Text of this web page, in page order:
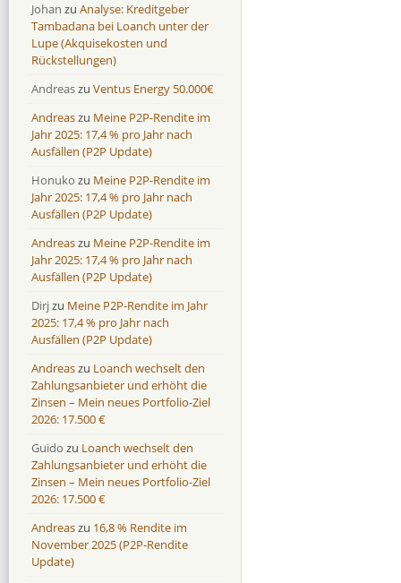
Omaraha
16,4 %
Omaraha
18,0 %
Johan zu Analyse: Kreditgeber
Tambadana bei Loanch unter der
Lupe (Akquisekosten und
Rückstellungen)
Andreaszu Ventus Energy 50.000€
Andreaszu Meine P2P-Rendite im
Jahr 2025: 17,4 % pro Jahr nach
Ausfällen (P2P Update)
Honuko zu Meine P2P-Rendite im
Jahr 2025: 17,4 % pro Jahr nach
Ausfällen (P2P Update)
Andreaszu Meine P2P-Rendite im
Jahr 2025: 17,4 % pro Jahr nach
Ausfällen (P2P Update)
Dirjzu Meine P2P-Rendite im Jahr
2025: 17,4 % pro Jahr nach
Ausfällen (P2P Update)
Andreaszu Loanch wechselt den
Zahlungsanbieter und erhöht die
Zinsen – Mein neues Portfolio-Ziel
2026: 17.500 €
Guido zu Loanch wechselt den
Zahlungsanbieter und erhöht die
Zinsen – Mein neues Portfolio-Ziel
2026: 17.500 €
Andreaszu 16,8 % Rendite im
November 2025 (P2P-Rendite
Update)